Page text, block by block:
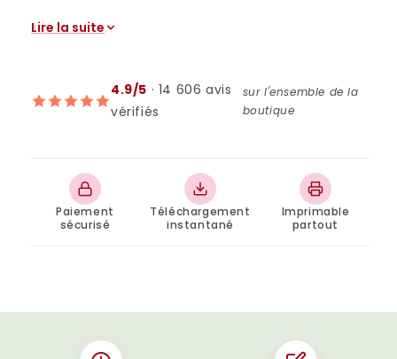
marquante grâce à une création élégante,
Cette affiche met en lumière lesfaits
marquants de l’année 1995
, les références
entière. Un véritable voyage dans le temps
à la fois décoratif, nostalgique et chargé de
souvenirs.
Lire la suite
4.9/5 · 14 606 avis
vérifiés
sur l'ensemble de la
boutique
Paiement
sécurisé
Téléchargement
instantané
Imprimable
partout